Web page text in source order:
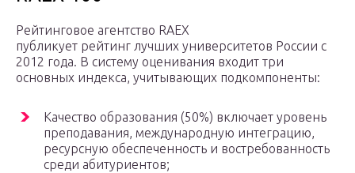
Рейтинговое агентство RAEX
публикует рейтинг лучших университетов России с
2012 года. В систему оценивания входит три
основных индекса, учитывающих подкомпоненты:
Качество образования (50%) включает уровень
преподавания, международную интеграцию,
ресурсную обеспеченность и востребованность
среди абитуриентов;